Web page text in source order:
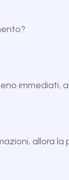
immediati,
allora